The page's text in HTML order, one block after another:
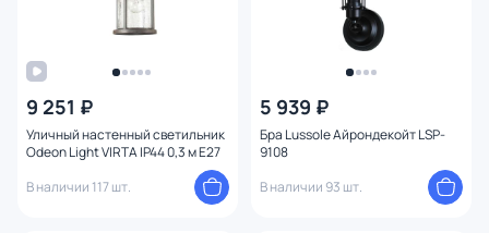
9 251 ₽
Уличный настенный светильник
Odeon Light VIRTA IP44 0,3 м E27
В наличии 117 шт.
5 939 ₽
Бра Lussole Айрондекойт LSP-
9108
В наличии 93 шт.